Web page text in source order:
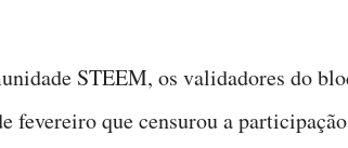
STEEM, os validadores do
que censurou a